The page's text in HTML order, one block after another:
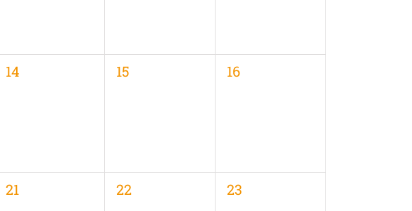
0
14
0
15
0
16
0
21
0
22
0
23